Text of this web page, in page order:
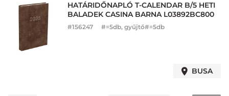
HATÁRIDŐNAPLÓ T-CALENDAR B/5 HETI
BALADEK CASINA BARNA L03892BC800
#156247 #=5db, gyűjtő#=5db
BUSA